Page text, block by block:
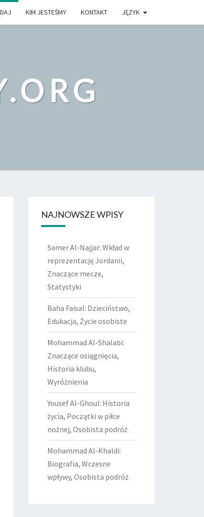
KIM JESTEŚMY KONTAKT JĘZYK
NAJNOWSZE WPISY
Samer Al-Najjar: Wkład w
reprezentację Jordanii,
Znaczące mecze,
Statystyki
Baha Faisal: Dzieciństwo,
Edukacja, Życie osobiste
Mohammad Al-Shalabi:
Znaczące osiągnięcia,
Historia klubu,
Wyróżnienia
Yousef Al-Ghoul: Historia
życia, Początki w piłce
nożnej, Osobista podróż
Mohammad Al-Khaldi:
Biografia, Wczesne
wpływy, Osobista podróż